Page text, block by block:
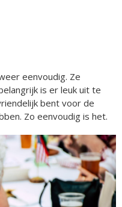
eenvoudig. Ze
is er leuk uit te
bent voor de
Zo eenvoudig is het.